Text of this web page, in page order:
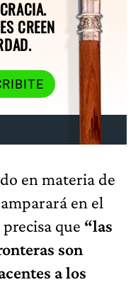
CREEN
en materia de
en el
que “las
son
a los